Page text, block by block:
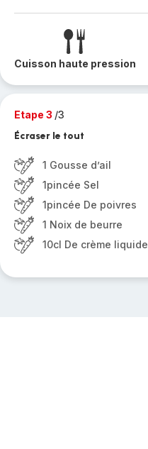
Cuisson haute pression
Etape 3 /3
Écraser le tout
1 Gousse d’ail
1pincée Sel
1pincée De poivres
1 Noix de beurre
10cl De crème liquide